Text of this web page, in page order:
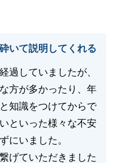
いて説明してくれる
過していましたが、
方が多かったり、年
知識をつけてからで
といった様々な不安
にいました。
げていただきました